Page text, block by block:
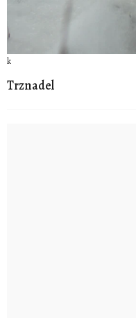
k
Trznadel